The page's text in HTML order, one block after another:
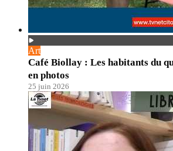
Art
Café Biollay : Les habitants du
en photos
25 juin 2026